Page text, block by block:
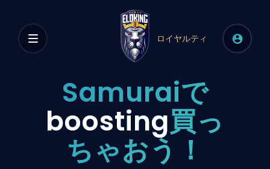
ロイヤルティ
Samuraiで
boosting買っ
ちゃおう！